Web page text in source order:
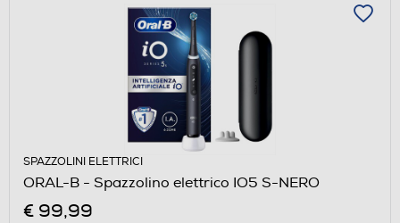
SPAZZOLINI ELETTRICI
ORAL-B - Spazzolino elettrico IO5 S-NERO
€ 99,99